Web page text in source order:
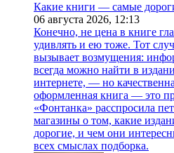
Какие книги — самые
06 августа 2026, 12:13
Конечно, не цена в книге
удивлять и ею тоже. Тот
вызывает возмущения:
всегда можно найти в
интернете, — но
оформленная книга — это
«Фонтанка» расспросила
магазины о том, какие
дорогие, и чем они
всех смыслах подборка.